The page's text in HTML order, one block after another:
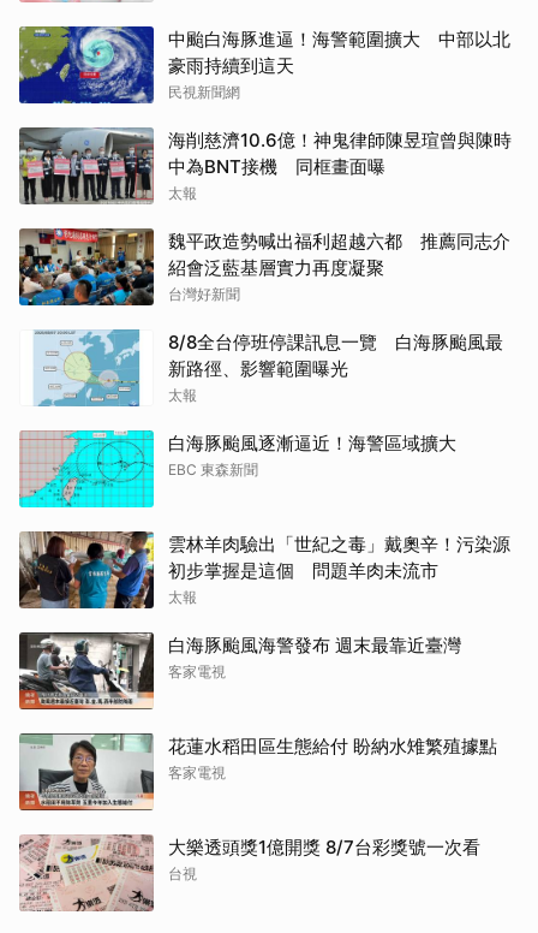
中颱白海豚進逼！海警範圍擴大 中部以北
豪雨持續到這天
民視新聞網
海削慈濟10.6億！神鬼律師陳昱瑄曾與陳時
中為BNT接機 同框畫面曝
太報
魏平政造勢喊出福利超越六都 推薦同志介
紹會泛藍基層實力再度凝聚
台灣好新聞
8/8全台停班停課訊息一覽 白海豚颱風最
新路徑、影響範圍曝光
太報
白海豚颱風逐漸逼近！海警區域擴大
EBC 東森新聞
雲林羊肉驗出「世紀之毒」戴奧辛！污染源
初步掌握是這個 問題羊肉未流市
太報
白海豚颱風海警發布 週末最靠近臺灣
客家電視
花蓮水稻田區生態給付 盼納水雉繁殖據點
客家電視
大樂透頭獎1億開獎 8/7台彩獎號一次看
台視